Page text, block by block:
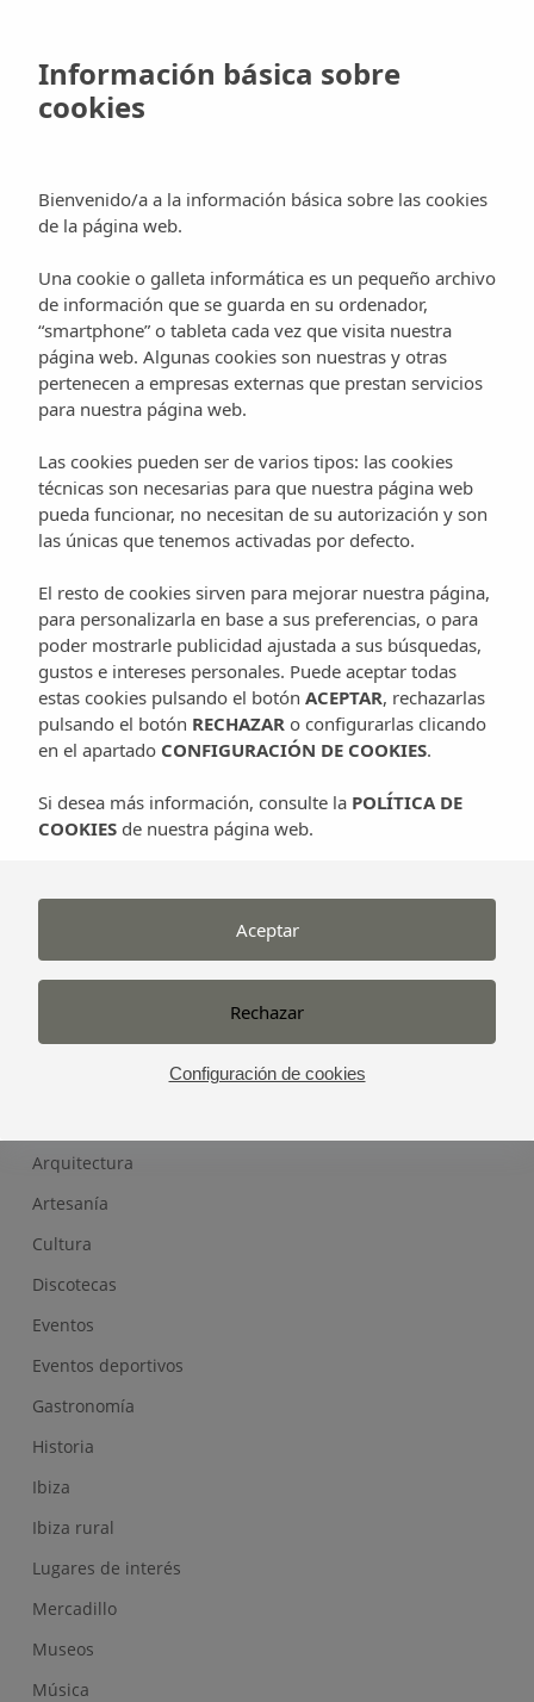
content
dj´s
Pacha
Ibiza,
un
legendario
Blog Discotecas Música
Pacha Ibiza, un
club
legendario
Ibiza puede presumir de ser uno de los lugares
más deseables del planeta para disfrutar…
Can Planells 16 julio, 2012
Ibiza
123
Festival
Blog Cultura Eventos Música
Ibiza 123
Rocktronic
Festival
Ibiza, es considerada en verano como el
epicentro de la música dance, un lugar donde…
20 junio, 2012
Arquitectura
Artesanía
Cultura
Discotecas
Eventos
Eventos deportivos
Gastronomía
Historia
Ibiza
Ibiza rural
Lugares de interés
Mercadillo
Museos
Música
Información básica sobre
cookies
Bienvenido/a a la información básica sobre las cookies
de la página web.
Una cookie o galleta informática es un pequeño archivo
de información que se guarda en su ordenador,
“smartphone” o tableta cada vez que visita nuestra
página web. Algunas cookies son nuestras y otras
pertenecen a empresas externas que prestan servicios
para nuestra página web.
Las cookies pueden ser de varios tipos: las cookies
técnicas son necesarias para que nuestra página web
pueda funcionar, no necesitan de su autorización y son
las únicas que tenemos activadas por defecto.
El resto de cookies sirven para mejorar nuestra página,
para personalizarla en base a sus preferencias, o para
poder mostrarle publicidad ajustada a sus búsquedas,
gustos e intereses personales. Puede aceptar todas
estas cookies pulsando el botón ACEPTAR, rechazarlas
pulsando el botón RECHAZAR o configurarlas clicando
en el apartado CONFIGURACIÓN DE COOKIES.
Si desea más información, consulte la POLÍTICA DE
COOKIES de nuestra página web.
Configuración de cookies
Rechazar
Aceptar